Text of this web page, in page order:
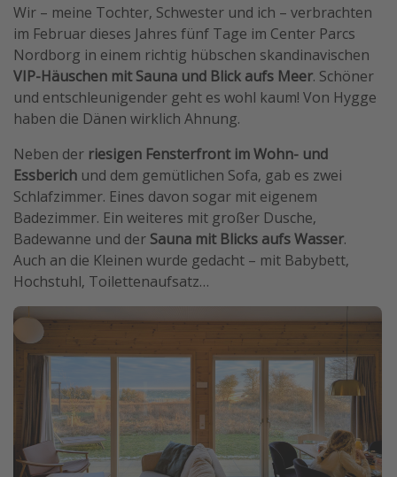
Wir – meine Tochter, Schwester und ich – verbrachten
im Februar dieses Jahres fünf Tage im Center Parcs
Nordborg in einem richtig hübschen skandinavischen
VIP-Häuschen mit Sauna und Blick aufs Meer. Schöner
und entschleunigender geht es wohl kaum! Von Hygge
haben die Dänen wirklich Ahnung.
Neben der riesigen Fensterfront im Wohn- und
Essberich und dem gemütlichen Sofa, gab es zwei
Schlafzimmer. Eines davon sogar mit eigenem
Badezimmer. Ein weiteres mit großer Dusche,
Badewanne und der Sauna mit Blicks aufs Wasser.
Auch an die Kleinen wurde gedacht – mit Babybett,
Hochstuhl, Toilettenaufsatz…